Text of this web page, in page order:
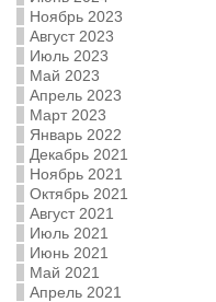
Ноябрь 2023
Август 2023
Июль 2023
Май 2023
Апрель 2023
Март 2023
Январь 2022
Декабрь 2021
Ноябрь 2021
Октябрь 2021
Август 2021
Июль 2021
Июнь 2021
Май 2021
Апрель 2021